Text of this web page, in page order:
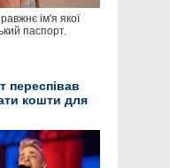
ім'я якої
паспорт.
переспівав
кошти для